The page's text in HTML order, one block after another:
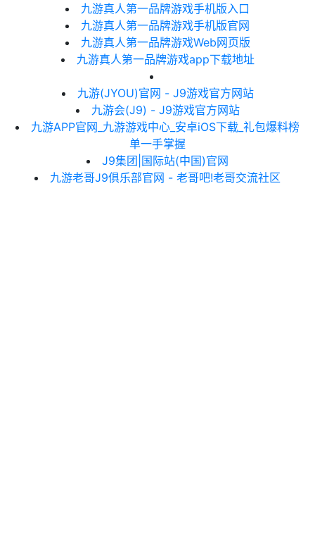
九游真人第一品牌游戏手机版入口
九游真人第一品牌游戏手机版官网
九游真人第一品牌游戏Web网页版
九游真人第一品牌游戏app下载地址
九游(JYOU)官网 - J9游戏官方网站
九游会(J9) - J9游戏官方网站
九游APP官网_九游游戏中心_安卓iOS下载_礼包爆料榜
单一手掌握
J9集团|国际站(中国)官网
九游老哥J9俱乐部官网 - 老哥吧!老哥交流社区